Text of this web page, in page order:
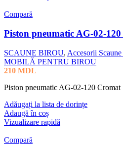
Compară
Piston pneumatic AG-02-
SCAUNE BIROU, Accesorii
MOBILĂ PENTRU BIROU
210 MDL
Piston pneumatic AG-02-120 Cromat
Adăugați la lista de dorințe
Adaugă în coș
Vizualizare rapidă
Compară